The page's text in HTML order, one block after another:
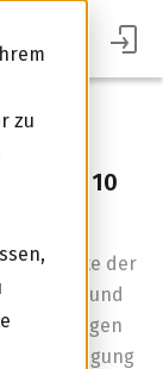
zu
die 10
die Liste der
Insights und
jeweiligen
Beteiligung